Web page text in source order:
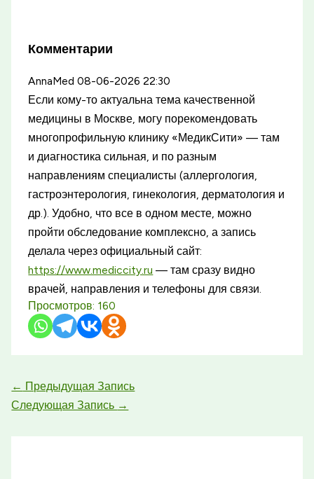
Комментарии
AnnaMed 08-06-2026 22:30
Если кому-то актуальна тема качественной
медицины в Москве, могу порекомендовать
многопрофильную клинику «МедикСити» — там
и диагностика сильная, и по разным
направлениям специалисты (аллергология,
гастроэнтерология, гинекология, дерматология и
др.). Удобно, что все в одном месте, можно
пройти обследование комплексно, а запись
делала через официальный сайт:
https://www.mediccity.ru — там сразу видно
врачей, направления и телефоны для связи.
Просмотров: 160
← Предыдущая Запись
Следующая Запись →